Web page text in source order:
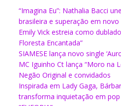
“Imagina Eu”: Nathalia Bacci
brasileira e superação em
Emily Vick estreia como
Floresta Encantada”
SIAMESE lança novo single
MC Iguinho Ct lança “Moro na
Negão Original e convidados
Inspirada em Lady Gaga,
transforma inquietação em